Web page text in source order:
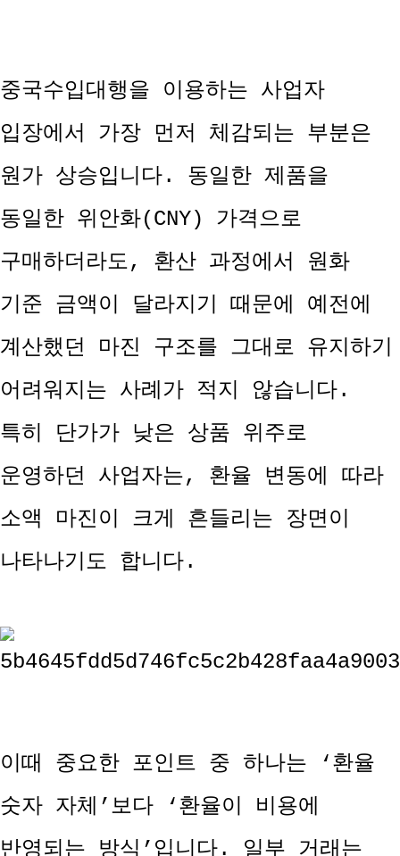
중국수입대행을 이용하는 사업자
입장에서 가장 먼저 체감되는 부분은
원가 상승입니다. 동일한 제품을
동일한 위안화(CNY) 가격으로
구매하더라도, 환산 과정에서 원화
기준 금액이 달라지기 때문에 예전에
계산했던 마진 구조를 그대로 유지하기
어려워지는 사례가 적지 않습니다.
특히 단가가 낮은 상품 위주로
운영하던 사업자는, 환율 변동에 따라
소액 마진이 크게 흔들리는 장면이
나타나기도 합니다.
이때 중요한 포인트 중 하나는 ‘환율
숫자 자체’보다 ‘환율이 비용에
반영되는 방식’입니다. 일부 거래는